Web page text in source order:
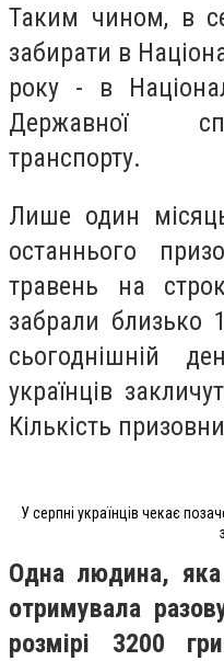
Таким чином, в
забирати в
року - в
Державної
транспорту.
Лише один
останнього
травень на
забрали близько
сьогоднішній
українців
Кількість
У серпні українців чекає
Одна людина,
отримувала
розмірі 3200